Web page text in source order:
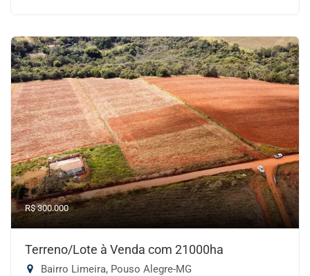
R$ 300.000
Terreno/Lote à Venda com 21000ha
Bairro Limeira, Pouso Alegre-MG